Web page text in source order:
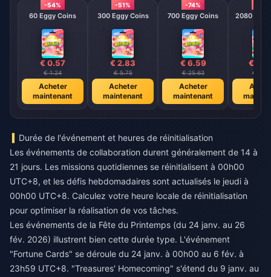
-54%
60 Eggy Coins
€ 0.57
€ 1.24
Acheter
maintenant
-51%
300 Eggy Coins
€ 2.83
€ 5.75
Acheter
maintenant
-74%
700 Eggy Coins
€ 6.59
€ 25.63
Acheter
maintenant
€
€
Durée de l'événement et heures de réinitialisation
Les événements de collaboration durent généralement de 14 à
21 jours. Les missions quotidiennes se réinitialisent à 00h00
UTC+8, et les défis hebdomadaires sont actualisés le jeudi à
00h00 UTC+8. Calculez votre heure locale de réinitialisation
pour optimiser la réalisation de vos tâches.
Les événements de la Fête du Printemps (du 24 janv. au 26
fév. 2026) illustrent bien cette durée type. L'événement
"Fortune Cards" se déroule du 24 janv. à 00h00 au 6 fév. à
23h59 UTC+8. "Treasures' Homecoming" s'étend du 9 janv. au